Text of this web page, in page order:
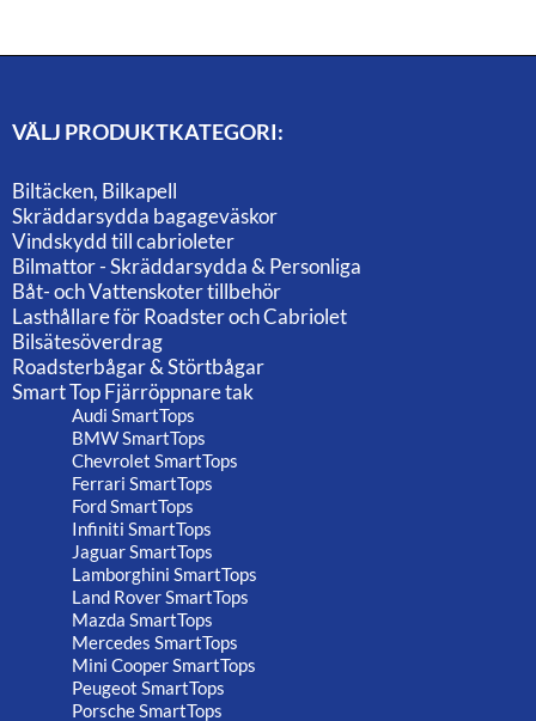
VÄLJ PRODUKTKATEGORI:
Biltäcken, Bilkapell
Skräddarsydda bagageväskor
Vindskydd till cabrioleter
Bilmattor - Skräddarsydda & Personliga
Båt- och Vattenskoter tillbehör
Lasthållare för Roadster och Cabriolet
Bilsätesöverdrag
Roadsterbågar & Störtbågar
Smart Top Fjärröppnare tak
Audi SmartTops
BMW SmartTops
Chevrolet SmartTops
Ferrari SmartTops
Ford SmartTops
Infiniti SmartTops
Jaguar SmartTops
Lamborghini SmartTops
Land Rover SmartTops
Mazda SmartTops
Mercedes SmartTops
Mini Cooper SmartTops
Peugeot SmartTops
Porsche SmartTops